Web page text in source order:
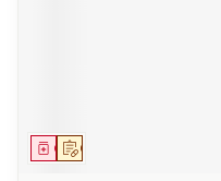
Op voorschrift
Geneesmiddel